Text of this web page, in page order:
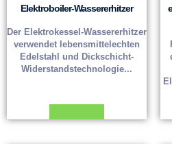
Elektroboiler-Wassererhitzer
Der Elektrokessel-Wassererhitzer
verwendet lebensmittelechten
Edelstahl und Dickschicht-
Widerstandstechnologie...